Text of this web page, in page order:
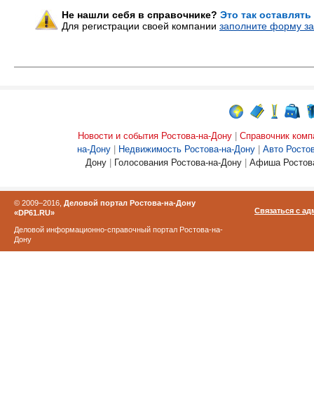
Не нашли себя в справочнике? Это так
Для регистрации своей компании заполните форму
Новости и события Ростова-на-Дону
Справочник
на-Дону
Недвижимость Ростова-на-Дону
Авто
Дону
Голосования Ростова-на-Дону Афиша
© 2009–2016, Деловой портал Ростова-на-Дону
«DP61.RU»
Деловой информационно-справочный портал Ростова-на-
Дону
Связаться с